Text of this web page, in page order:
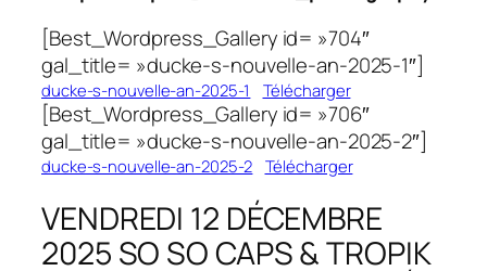
[Best_Wordpress_Gallery id= »704″
gal_title= »ducke-s-nouvelle-an-2025-1″]
ducke-s-nouvelle-an-2025-1 Télécharger
[Best_Wordpress_Gallery id= »706″
gal_title= »ducke-s-nouvelle-an-2025-2″]
ducke-s-nouvelle-an-2025-2 Télécharger
VENDREDI 12 DÉCEMBRE
2025 SO SO CAPS & TROPIK